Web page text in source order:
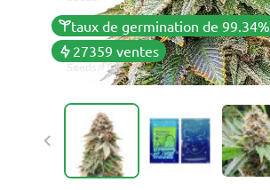
taux de germination de 99.34%
27359 ventes